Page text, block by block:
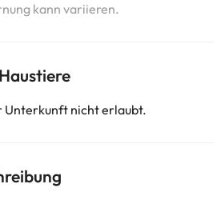
kann variieren.
Unterkunft nicht erlaubt.